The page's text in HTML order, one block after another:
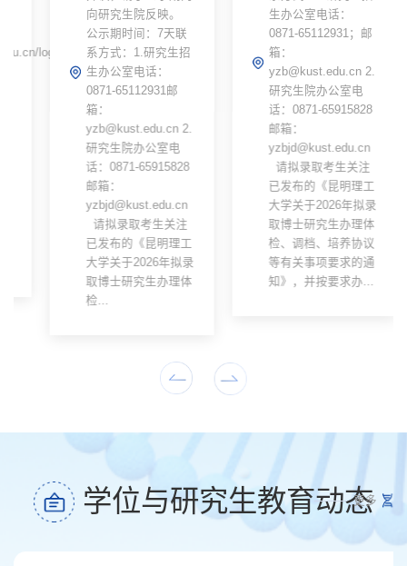
logon）
向研究生院反映。
公示期时间：7天联
系方式：1.研究生招
生办公室电话：
0871-65112931邮
箱：
yzb@kust.edu.cn 2.
研究生院办公室电
话：0871-65915828
邮箱：
yzbjd@kust.edu.cn
请拟录取考生关注
已发布的《昆明理工
大学关于2026年拟录
取博士研究生办理体
检...
生办公室电话：
0871-65112931；邮
箱：
yzb@kust.edu.cn 2.
研究生院办公室电
话：0871-65915828
邮箱：
yzbjd@kust.edu.cn
请拟录取考生关注
已发布的《昆明理工
大学关于2026年拟录
取博士研究生办理体
检、调档、培养协议
等有关事项要求的通
知》，并按要求办...
学位与研究生教育动态
更多